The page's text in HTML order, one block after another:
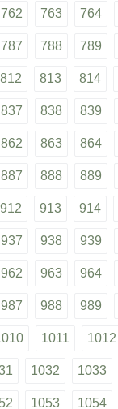
762 763 764
787 788 789
812 813 814
837 838 839
862 863 864
887 888 889
912 913 914
937 938 939
962 963 964
987 988 989
1011 1012
1032 1033
1053 1054